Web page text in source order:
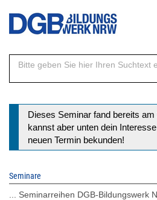
Direkt
Inhalt
Statusmeldung
Dieses Seminar fand bereits
kannst aber unten dein
neuen Termin bekunden!
Seminare
... Seminarreihen DGB-Bildungswerk